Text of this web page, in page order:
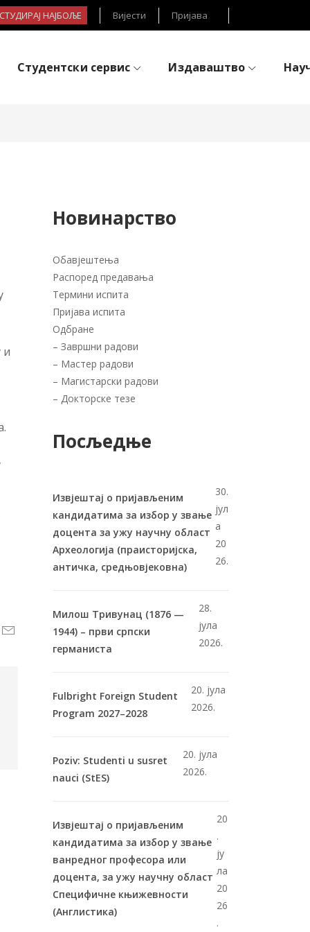
НАЈБОЉЕ Вијести Пријава
Студентски сервис Издаваштво
и
Новинарство
Обавјештења
Распоред предавања
Термини испита
Пријава испита
Одбране
– Завршни радови
– Мастер радови
– Магистарски радови
– Докторске тезе
Посљедње
Извјештај о пријављеним
кандидатима за избор у звање
доцента за ужу научну област
Археологија (праисторијска,
античка, средњовјековна)
30.
јул
а
20
26.
Милош Тривунац (1876 —
1944) – први српски
германиста
28.
јула
2026.
Fulbright Foreign Student
Program 2027–2028
20. јула
2026.
Poziv: Studenti u susret
nauci (StES)
20. јула
2026.
Извјештај о пријављеним
кандидатима за избор у звање
ванредног професора или
доцента, за ужу научну област
Специфичне књижевности
(Англистика)
20
.
ју
ла
20
26
.